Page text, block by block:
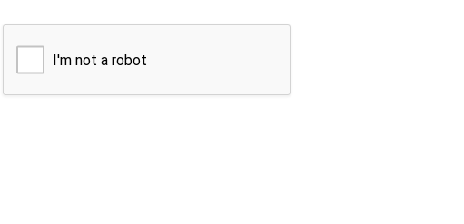
I'm not a robot